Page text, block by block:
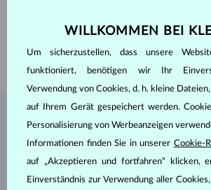
GEWICHT 3.30 g
SCHMUCK AUS DEM
WILLKOMMEN BEI
Um sicherzustellen, dass unsere
funktioniert, benötigen wir Ihr
Verwendung von Cookies, d. h. kleine
auf Ihrem Gerät gespeichert werden.
Personalisierung von Werbeanzeigen
Informationen finden Sie in unserer Cookie-
auf „Akzeptieren und fortfahren“ klicken,
Einverständnis zur Verwendung aller